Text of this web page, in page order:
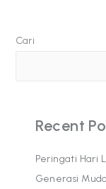
Cari
Recent
Peringati Hari
Generasi